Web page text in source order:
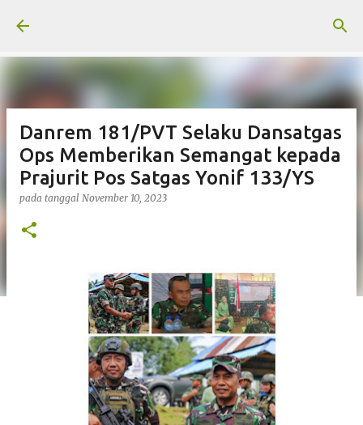
Danrem 181/PVT Selaku Dansatgas
Ops Memberikan Semangat kepada
Prajurit Pos Satgas Yonif 133/YS
pada tanggal November 10, 2023